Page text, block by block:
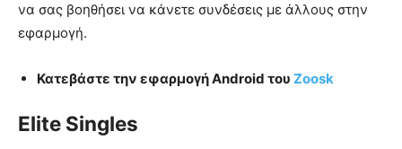
να σας βοηθήσει να κάνετε συνδέσεις με άλλους στην
εφαρμογή.
Κατεβάστε την εφαρμογή Android του Zoosk
Elite Singles